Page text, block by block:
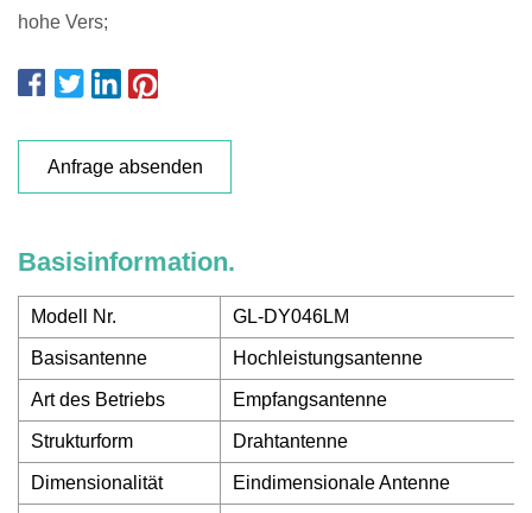
hohe Vers;
Anfrage absenden
Basisinformation.
Modell Nr. GL-DY046LM
Basisantenne Hochleistungsantenne
Art des Betriebs Empfangsantenne
Strukturform Drahtantenne
Dimensionalität Eindimensionale Antenne